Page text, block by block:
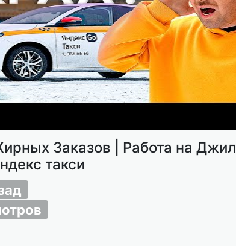
Заказов | Работа на
такси